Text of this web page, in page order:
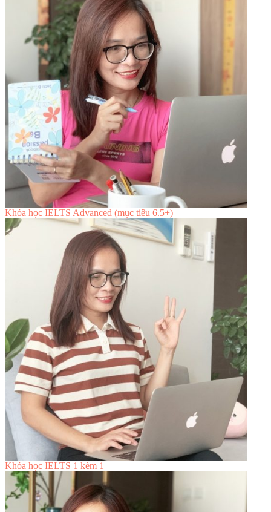
Khóa học IELTS Advanced (mục tiêu 6.5+)
Khóa học IELTS 1 kèm 1